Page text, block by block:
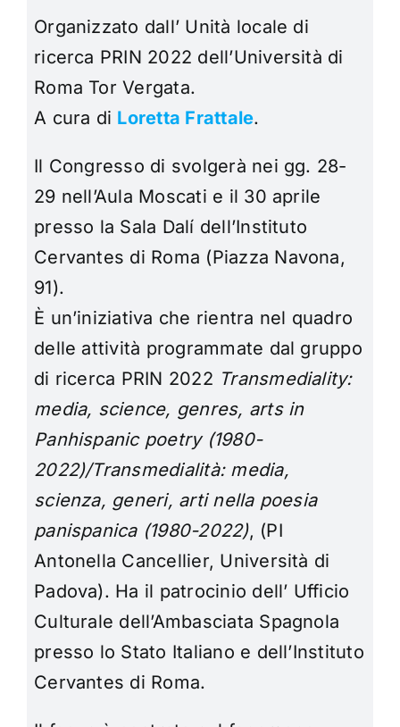
Organizzato dall’ Unità locale di
ricerca PRIN 2022 dell’Università di
Roma Tor Vergata.
A cura di Loretta Frattale.
Il Congresso di svolgerà nei gg. 28-
29 nell’Aula Moscati e il 30 aprile
presso la Sala Dalí dell’Instituto
Cervantes di Roma (Piazza Navona,
91).
È un’iniziativa che rientra nel quadro
delle attività programmate dal gruppo
di ricerca PRIN 2022 Transmediality:
media, science, genres, arts in
Panhispanic poetry (1980-
2022)/Transmedialità: media,
scienza, generi, arti nella poesia
panispanica (1980-2022), (PI
Antonella Cancellier, Università di
Padova). Ha il patrocinio dell’ Ufficio
Culturale dell’Ambasciata Spagnola
presso lo Stato Italiano e dell’Instituto
Cervantes di Roma.